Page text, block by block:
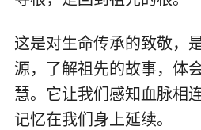
这是对生命传承的致敬，
源，了解祖先的故事，体
慧。它让我们感知血脉相
记忆在我们身上延续。